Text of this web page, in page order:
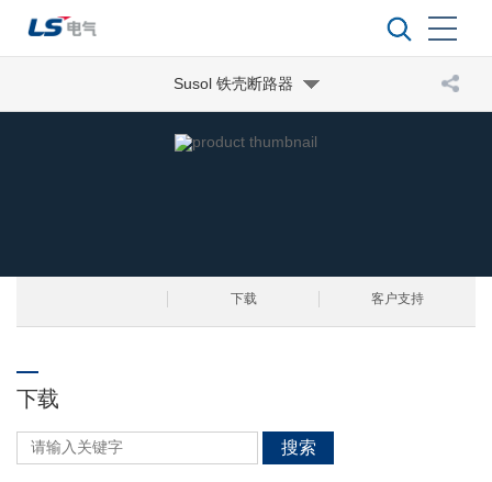
Susol 铁壳断路器
下载 客户支持
下载
搜索